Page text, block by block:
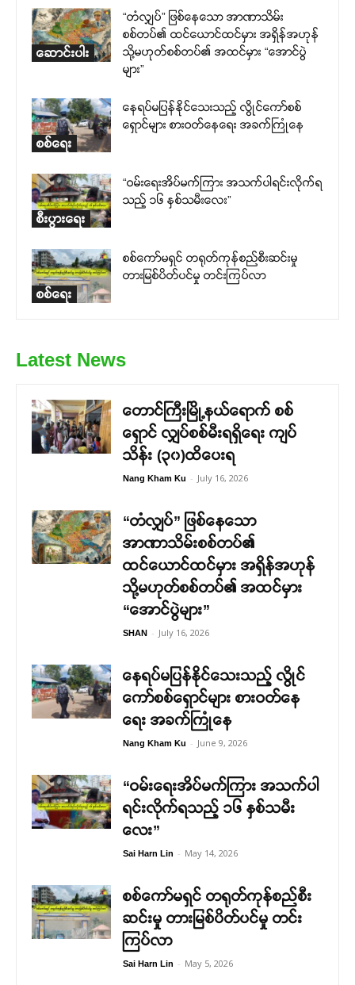
ဆောင်းပါး
“တံလျှပ်” ဖြစ်နေသော အာဏာသိမ်း
စစ်တပ်၏ ထင်ယောင်ထင်မှား အရှိန်အဟုန်
သို့မဟုတ်စစ်တပ်၏ အထင်မှား “အောင်ပွဲ
များ”
စစ်ရေး
နေရပ်မပြန်နိုင်သေးသည့် လွိုင်ကော်စစ်
ရှောင်များ စားဝတ်နေရေး အခက်ကြုံနေ
စီးပွားရေး
“ဝမ်းရေးအိပ်မက်ကြား အသက်ပါရင်းလိုက်ရ
သည့် ၁၆ နှစ်သမီးလေး”
စစ်ရေး
စစ်ကော်မရှင် တရုတ်ကုန်စည်စီးဆင်းမှု
တားမြစ်ပိတ်ပင်မှု တင်းကြပ်လာ
Latest News
တောင်ကြီးမြို့နယ်ရောက် စစ်
ရှောင် လျှပ်စစ်မီးရရှိရေး ကျပ်
သိန်း (၃၀)ထိပေးရ
Nang Kham Ku - July 16, 2026
“တံလျှပ်” ဖြစ်နေသော
အာဏာသိမ်းစစ်တပ်၏
ထင်ယောင်ထင်မှား အရှိန်အဟုန်
သို့မဟုတ်စစ်တပ်၏ အထင်မှား
“အောင်ပွဲများ”
SHAN - July 16, 2026
နေရပ်မပြန်နိုင်သေးသည့် လွိုင်
ကော်စစ်ရှောင်များ စားဝတ်နေ
ရေး အခက်ကြုံနေ
Nang Kham Ku - June 9, 2026
“ဝမ်းရေးအိပ်မက်ကြား အသက်ပါ
ရင်းလိုက်ရသည့် ၁၆ နှစ်သမီး
လေး”
Sai Harn Lin - May 14, 2026
စစ်ကော်မရှင် တရုတ်ကုန်စည်စီး
ဆင်းမှု တားမြစ်ပိတ်ပင်မှု တင်း
ကြပ်လာ
Sai Harn Lin - May 5, 2026